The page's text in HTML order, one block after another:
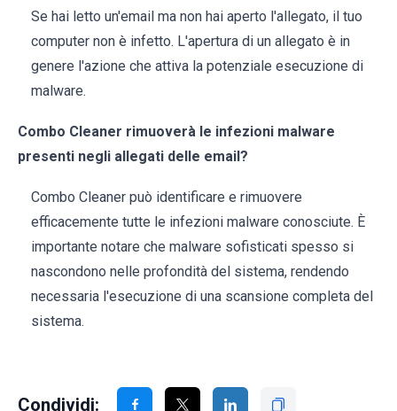
Se hai letto un'email ma non hai aperto l'allegato, il tuo
computer non è infetto. L'apertura di un allegato è in
genere l'azione che attiva la potenziale esecuzione di
malware.
Combo Cleaner rimuoverà le infezioni malware
presenti negli allegati delle email?
Combo Cleaner può identificare e rimuovere
efficacemente tutte le infezioni malware conosciute. È
importante notare che malware sofisticati spesso si
nascondono nelle profondità del sistema, rendendo
necessaria l'esecuzione di una scansione completa del
sistema.
Condividi: